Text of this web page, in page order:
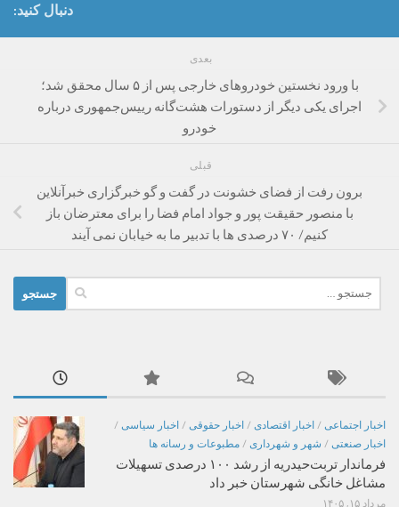
دنبال کنید:
بعدی
با ورود نخستین خودروهای خارجی پس از ۵ سال محقق شد؛
اجرای یکی دیگر از دستورات هشت‌گانه رییس‌جمهوری درباره
خودرو
قبلی
برون رفت از فضای خشونت در گفت و گو خبرگزاری خبرآنلاین
با منصور حقیقت پور و جواد امام فضا را برای معترضان باز
کنیم/ ۷۰ درصدی ها با تدبیر ما به خیابان نمی آیند
برای:
اخبار اجتماعی / اخبار اقتصادی / اخبار حقوقی / اخبار سیاسی /
اخبار صنعتی / شهر و شهرداری / مطبوعات و رسانه ها
فرماندار تربت‌حیدریه از رشد ۱۰۰ درصدی تسهیلات
مشاغل خانگی شهرستان خبر داد
مرداد ۱۵, ۱۴۰۵